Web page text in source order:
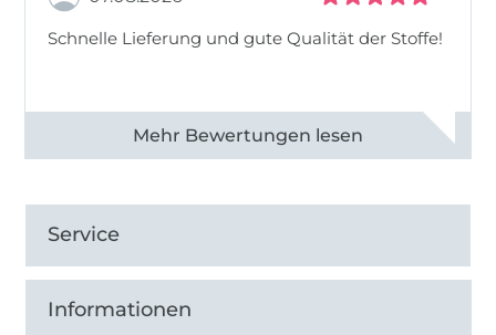
Schnelle Lieferung und gute Qualität der Stoffe!
Alle 82990 Bewertungen ansehen
Service
Informationen